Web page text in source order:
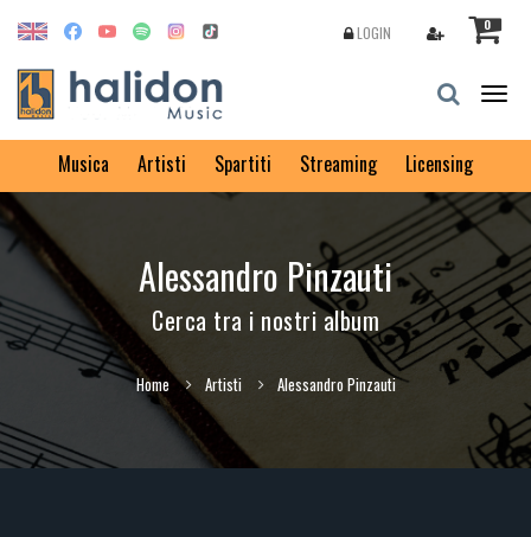
0
LOGIN
Musica Artisti Spartiti Streaming Licensing
Alessandro Pinzauti
Cerca tra i nostri album
Home Artisti Alessandro Pinzauti